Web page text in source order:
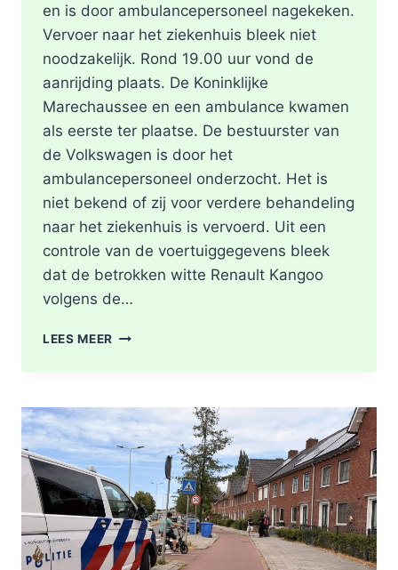
en is door ambulancepersoneel nagekeken.
Vervoer naar het ziekenhuis bleek niet
noodzakelijk. Rond 19.00 uur vond de
aanrijding plaats. De Koninklijke
Marechaussee en een ambulance kwamen
als eerste ter plaatse. De bestuurster van
de Volkswagen is door het
ambulancepersoneel onderzocht. Het is
niet bekend of zij voor verdere behandeling
naar het ziekenhuis is vervoerd. Uit een
controle van de voertuiggegevens bleek
dat de betrokken witte Renault Kangoo
volgens de…
LEES MEER GEWONDE
AANRIJDING
PITTSBURGHSTRAAT
IN
ROTTERDAM